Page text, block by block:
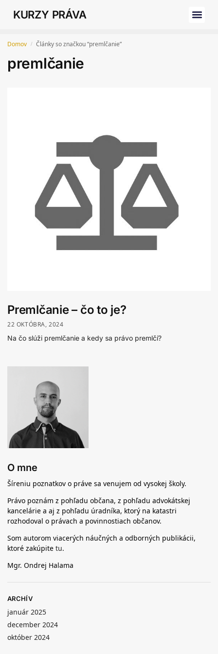
KURZY PRÁVA
Domov / Články so značkou “premlčanie”
premlčanie
Premlčanie – čo to je?
22 OKTÓBRA, 2024
Na čo slúži premlčanie a kedy sa právo premlčí?
O mne
Šíreniu poznatkov o práve sa venujem od vysokej školy.
Právo poznám z pohľadu občana, z pohľadu advokátskej
kancelárie a aj z pohľadu úradníka, ktorý na katastri
rozhodoval o právach a povinnostiach občanov.
Som autorom viacerých náučných a odborných publikácii,
ktoré zakúpite tu.
Mgr. Ondrej Halama
ARCHÍV
január 2025
december 2024
október 2024